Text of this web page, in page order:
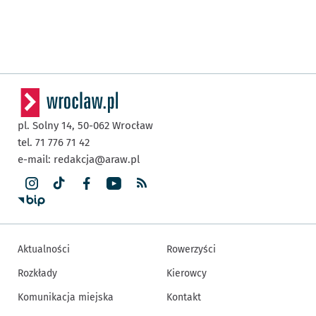
pl. Solny 14, 50-062 Wrocław
tel. 71 776 71 42
e-mail: redakcja@araw.pl
Aktualności
Rozkłady
Komunikacja miejska
Rowerzyści
Kierowcy
Kontakt